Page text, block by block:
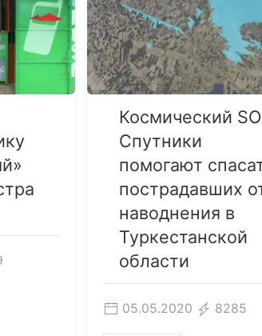
Космический
Cпутники
помогают
пострадавших
наводнения в
Туркестанской
области
05.05.2020 8285